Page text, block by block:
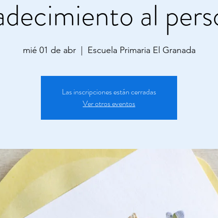
al
mié 01 de abr
  |
Escuela Primaria El Granada
Las inscripciones están cerradas
Ver otros eventos